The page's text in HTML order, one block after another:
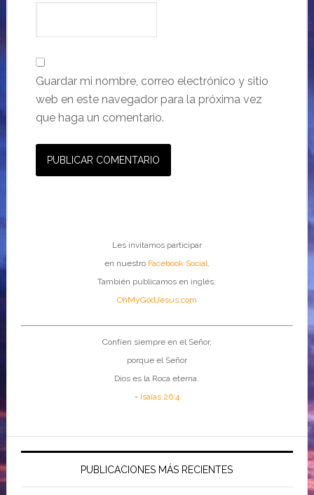
Guardar mi nombre, correo electrónico y sitio
web en este navegador para la próxima vez
que haga un comentario.
Les invitamos participar
en nuestro Facebook Social.
También publicamos en inglés:
OhMyGodJesus.com
Confíen siempre en el Señor,
porque el Señor
Dios es la Roca eterna.
- Isaías 26:4
PUBLICACIONES MÁS RECIENTES